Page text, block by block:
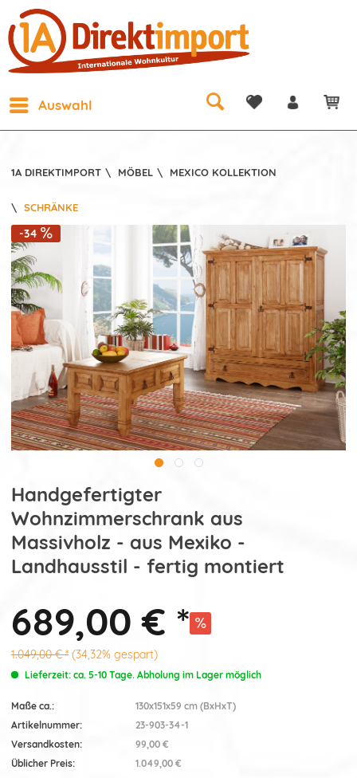
Auswahl
1A DIREKTIMPORT \ MÖBEL \ MEXICO KOLLEKTION
\ SCHRÄNKE
-34
Handgefertigter
Wohnzimmerschrank aus
Massivholz - aus Mexiko -
Landhausstil - fertig montiert
689,00 € *
1.049,00 € * (34,32% gespart)
Lieferzeit: ca. 5-10 Tage. Abholung im Lager möglich
Maße ca.:
130x151x59 cm (BxHxT)
Artikelnummer:
23-903-34-1
Versandkosten:
99,00 €
Üblicher Preis:
1.049,00 €